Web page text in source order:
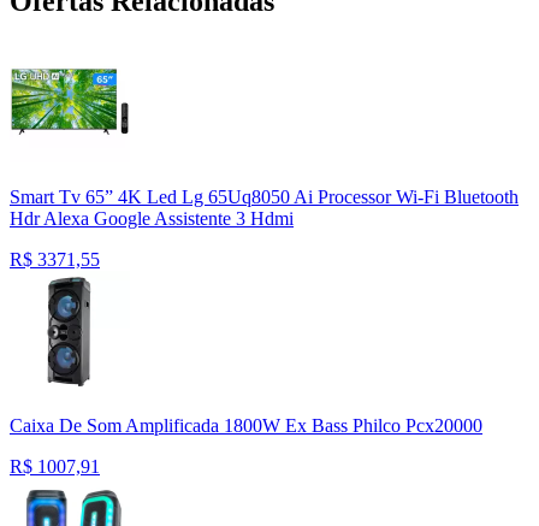
Smart Tv 65” 4K Led Lg 65Uq8050 Ai Processor Wi-Fi Bluetooth
Hdr Alexa Google Assistente 3 Hdmi
R$ 3371,55
Caixa De Som Amplificada 1800W Ex Bass Philco Pcx20000
R$ 1007,91